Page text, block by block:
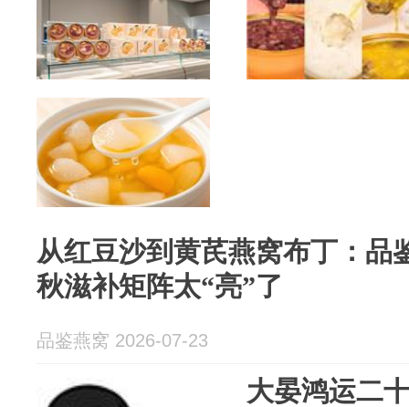
从红豆沙到黄芪燕窝布丁：品
秋滋补矩阵太“亮”了
品鉴燕窝 2026-07-23
大晏鸿运二